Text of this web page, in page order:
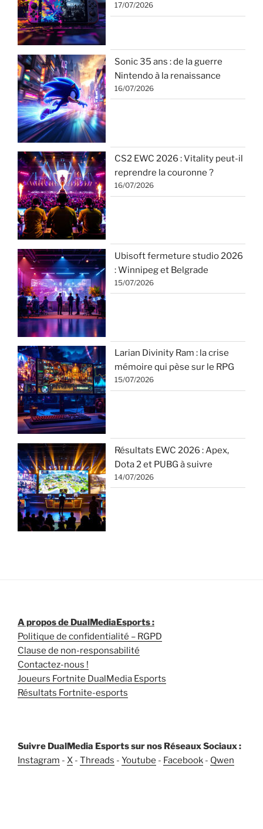
17/07/2026
Sonic 35 ans : de la guerre
Nintendo à la renaissance
16/07/2026
CS2 EWC 2026 : Vitality peut-il
reprendre la couronne ?
16/07/2026
Ubisoft fermeture studio 2026
: Winnipeg et Belgrade
15/07/2026
Larian Divinity Ram : la crise
mémoire qui pèse sur le RPG
15/07/2026
Résultats EWC 2026 : Apex,
Dota 2 et PUBG à suivre
14/07/2026
A propos de DualMediaEsports :
Politique de confidentialité – RGPD
Clause de non-responsabilité
Contactez-nous !
Joueurs Fortnite DualMedia Esports
Résultats Fortnite-esports
Suivre DualMedia Esports sur nos Réseaux Sociaux :
Instagram - X - Threads - Youtube - Facebook - Qwen